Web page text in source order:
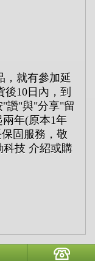
，就有參加延
後10日內，到
"讚"與"分享"留
兩年(原本1年
固服務，敬
科技 介紹或購